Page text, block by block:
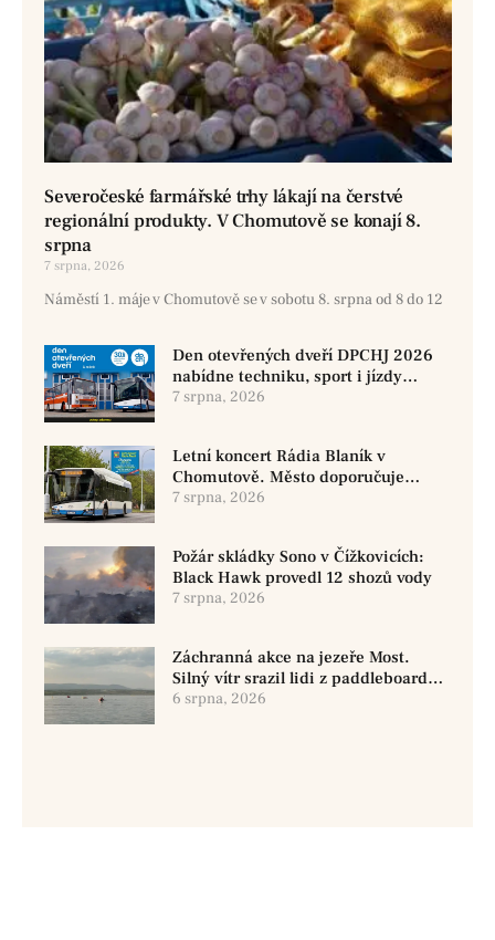
Severočeské farmářské trhy lákají na čerstvé
regionální produkty. V Chomutově se konají 8.
srpna
7 srpna, 2026
Náměstí 1. máje v Chomutově se v sobotu 8. srpna od 8 do 12
Den otevřených dveří DPCHJ 2026
nabídne techniku, sport i jízdy
historickými vozy
7 srpna, 2026
Letní koncert Rádia Blaník v
Chomutově. Město doporučuje
využít MHD
7 srpna, 2026
Požár skládky Sono v Čížkovicích:
Black Hawk provedl 12 shozů vody
7 srpna, 2026
Záchranná akce na jezeře Most.
Silný vítr srazil lidi z paddleboardů,
dvě osoby se pohřešují
6 srpna, 2026